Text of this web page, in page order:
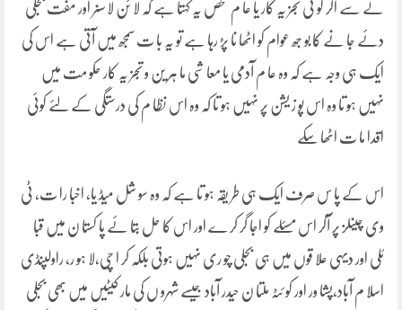
لے سے اگر کو ئی تجز یہ کار یا عا م شخص یہ کہتا ہے کہ لا ئن لا سنر اور مفت بجلی
دئے جا نے کا بو جھ عوام کو اٹھا نا پڑ رہا ہے تو یہ با ت سمجھ میں آتی ہے اس کی
ایک ہی وجہ ہے کہ وہ عا م آدمی یا معا شی ما ہر ین و تجز یہ کار حکو مت میں
نہیں ہو تا وہ اس پو ز یشن پر نہیں ہو تا کہ وہ اس نظا م کی درستگی کے لئے کوئی
اقدا ما ت اٹھا سکے
اس کے پا س صرف ایک ہی طر یقہ ہو تا ہے کہ وہ سو شل میڈ یا، اخبا را ت، ٹی
وی چینلز پر آکر اس مسئلے کو اجا گر کر ے اور اس کا حل بتا ئے پا کستا ن میں قبا
ئلی اور دیہی علا قوں میں ہی بجلی چو ری نہیں ہوتی بلکہ کر ا چی،لا ہو ر، راولپنڈی
اسلا م آباد،پشا ور اور کو ئٹہ ملتا ن حیدر آباد جیسے شہرو ں کی مار کیٹیں میں بھی بجلی